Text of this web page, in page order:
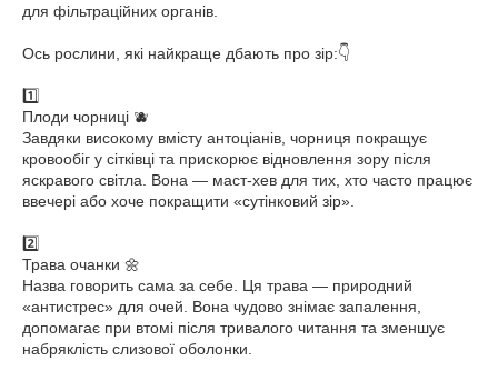
для фільтраційних органів.
Ось рослини, які найкраще дбають про зір:👇
1️⃣
Плоди чорниці 🫐
Завдяки високому вмісту антоціанів, чорниця покращує
кровообіг у сітківці та прискорює відновлення зору після
яскравого світла. Вона — маст-хев для тих, хто часто працює
ввечері або хоче покращити «сутінковий зір».
2️⃣
Трава очанки 🌼
Назва говорить сама за себе. Ця трава — природний
«антистрес» для очей. Вона чудово знімає запалення,
допомагає при втомі після тривалого читання та зменшує
набряклість слизової оболонки.